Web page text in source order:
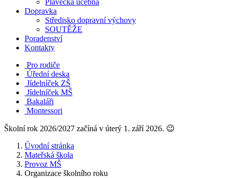
Plavecká učebna
Dopravka
Středisko dopravní výchovy
SOUTĚŽE
Poradenství
Kontakty
Pro rodiče
Úřední deska
Jídelníček ZŠ
Jídelníček MŠ
Bakaláři
Montessori
Školní rok 2026/2027 začíná v úterý 1. září 2026. 😉
Úvodní stránka
Mateřská škola
Provoz MŠ
Organizace školního roku